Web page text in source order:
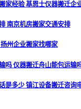
基恩士仪器搬迁企
南京机房搬家交通安排
扬州企业搬家找哪家
仪器搬迁舟山能包运输
镇江设备搬迁咨询